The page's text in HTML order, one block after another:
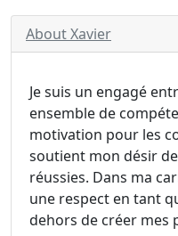
About Xavier
Je suis un engagé
ensemble de
motivation pour les
soutient mon désir
réussies. Dans ma
une respect en tant
dehors de créer mes